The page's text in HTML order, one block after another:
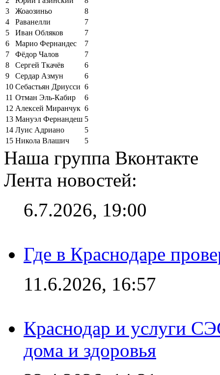
3
Жоаозиньо
8
4
Раванелли
7
5
Иван Обляков
7
6
Марио Фернандес
7
7
Фёдор Чалов
7
8
Сергей Ткачёв
6
9
Сердар Азмун
6
10 Себастьян Дриусси 6
11 Отман Эль-Кабир
6
12 Алексей Миранчук 6
13 Мануэл Фернандеш 5
14 Луис Адриано
5
15 Никола Влашич 5
Наша группа Вконтакте
Лента новостей:
6.7.2026, 19:00
Где в Краснодаре
11.6.2026, 16:57
Краснодар и услуги
дома и здоровья